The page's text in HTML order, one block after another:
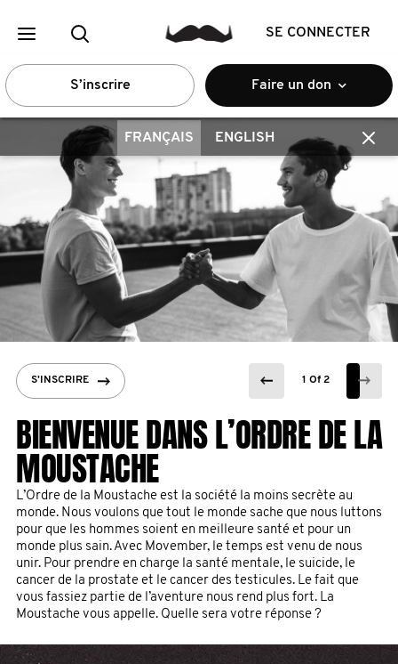
SE CONNECTER
S’inscrire Faire un don
FRANÇAIS ENGLISH
BIENVENUE DANS L’ORDRE DE LA
MOUSTACHE
L’Ordre de la Moustache est la société la moins secrète au
monde. Nous voulons que tout le monde sache que nous luttons
pour que les hommes soient en meilleure santé et pour un
monde plus sain. Avec Movember, le temps est venu de nous
unir. Pour prendre en charge la santé mentale, le suicide, le
cancer de la prostate et le cancer des testicules. Le fait que
vous fassiez partie de l’aventure nous rend plus fort. La
Moustache vous appelle. Quelle sera votre réponse ?
S’INSCRIRE 1 Of 2
UNE MOUSTACHE POUR LA
SANTÉ DES HOMMES
Profitez d'un rasage sans effort avec le rasoir de Gillette pour
commencer à faire pousser votre magnifique Mo.
EN SAVOIR PLUS LIRE LA SUITE 1 Of 2